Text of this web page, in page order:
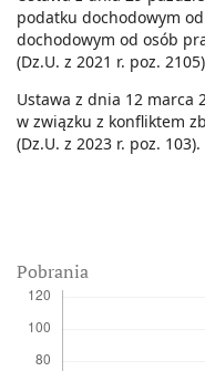
Pobrania
podatku dochodowym
dochodowym od osób
(Dz.U. z 2021 r. poz.
Ustawa z dnia 12 marca
w związku z konfliktem
(Dz.U. z 2023 r. poz. 103).